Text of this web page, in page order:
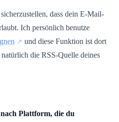
dass dein E-Mail-
Ich persönlich benutze
und diese Funktion ist dort
die RSS-Quelle deines
Plattform, die du